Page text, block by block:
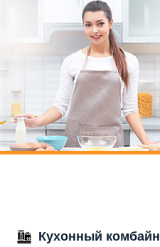
Кухонный комбайн